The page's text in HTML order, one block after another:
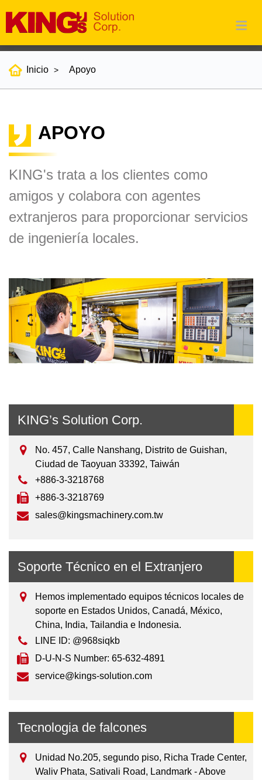
Inicio Apoyo
APOYO
KING's trata a los clientes como
amigos y colabora con agentes
extranjeros para proporcionar servicios
de ingeniería locales.
KING’s Solution Corp.
No. 457, Calle Nanshang, Distrito de Guishan,
Ciudad de Taoyuan 33392, Taiwán
+886-3-3218768
+886-3-3218769
sales@kingsmachinery.com.tw
Soporte Técnico en el Extranjero
Hemos implementado equipos técnicos locales de
soporte en Estados Unidos, Canadá, México,
China, India, Tailandia e Indonesia.
LINE ID: @968siqkb
D-U-N-S Number: 65-632-4891
service@kings-solution.com
Tecnologia de falcones
Unidad No.205, segundo piso, Richa Trade Center,
Waliv Phata, Sativali Road, Landmark - Above